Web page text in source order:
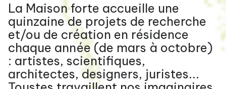
La Maison forte accueille une
quinzaine de projets de recherche
et/ou de création en résidence
chaque année (de mars à octobre)
: artistes, scientifiques,
architectes, designers, juristes...